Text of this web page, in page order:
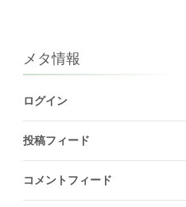
メタ情報
ログイン
投稿フィード
コメントフィード